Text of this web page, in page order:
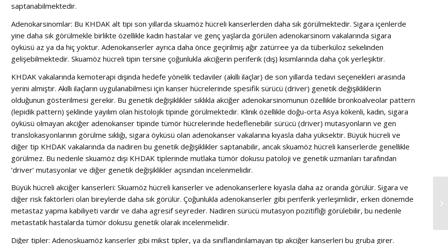
saptanabilmektedir.
Adenokarsinomlar: Bu KHDAK alt tipi son yıllarda skuamöz hücreli kanserlerden daha sık görülmektedir. Sigara içenlerde
yine daha sık görülmekle birlikte özellikle kadın hastalar ve genç yaşlarda görülen adenokarsinom vakalarında sigara
öyküsü az ya da hiç yoktur. Adenokanserler ayrıca daha önce geçirilmiş ağır zatürree ya da tüberküloz sekelinden
gelişebilmektedir. Skuamöz hücreli tipin tersine çoğunlukla akciğerin periferik (dış) kısımlarında daha çok yerleşiktir.
KHDAK vakalarında kemoterapi dışında hedefe yönelik tedaviler (akıllı ilaçlar) de son yıllarda tedavi seçenekleri arasında
yerini almıştır. Akıllı ilaçların uygulanabilmesi için kanser hücrelerinde spesifik sürücü (driver) genetik değişikliklerin
olduğunun gösterilmesi gerekir. Bu genetik değişiklikler sıklıkla akciğer adenokarsinomunun özellikle bronkoalveolar pattern
(lepidik pattern) şeklinde yayılım olan histolojik tipinde görülmektedir. Klinik özellikle doğu-orta Asya kökenli, kadın, sigara
öyküsü olmayan akciğer adenokanser tipinde tümör hücrelerinde hedeflenebilir sürücü (driver) mutasyonların ve gen
translokasyonlarının görülme sıklığı, sigara öyküsü olan adenokanser vakalarına kıyasla daha yüksektir. Büyük hücreli ve
diğer tip KHDAK vakalarında da nadiren bu genetik değişiklikler saptanabilir, ancak skuamöz hücreli kanserlerde genellikle
görülmez. Bu nedenle skuamöz dışı KHDAK tiplerinde mutlaka tümör dokusu patoloji ve genetik uzmanları tarafından
‘driver’ mutasyonlar ve diğer genetik değişiklikler açısından incelenmelidir.
Büyük hücreli akciğer kanserleri: Skuamöz hücreli kanserler ve adenokanserlere kıyasla daha az oranda görülür. Sigara ve
diğer risk faktörleri olan bireylerde daha sık görülür. Çoğunlukla adenokanserler gibi periferik yerleşimlidir, erken dönemde
metastaz yapma kabiliyeti vardır ve daha agresif seyreder. Nadiren sürücü mutasyon pozitifliği görülebilir, bu nedenle
metastatik hastalarda tümör dokusu genetik olarak incelenmelidir.
Diğer tipler: Adenoskuamöz kanserler gibi mikst tipler, ya da sınıflandırılamayan tip akciğer kanserleri bu gruba girer.